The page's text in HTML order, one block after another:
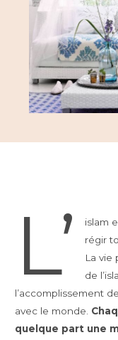
L’
islam
régir
La vie
de
l’accomplissement
avec le monde.
quelque part une